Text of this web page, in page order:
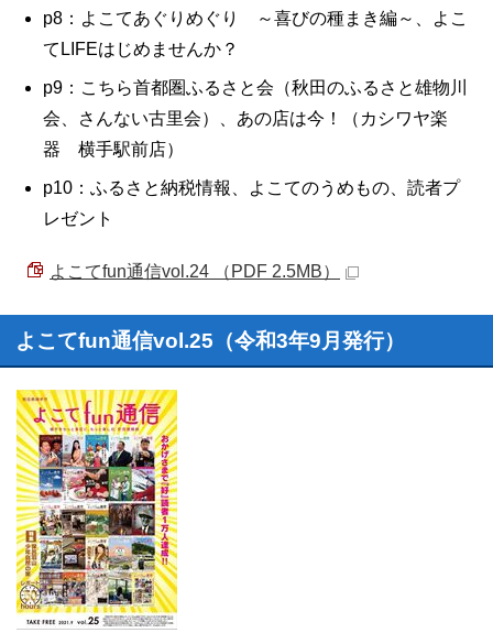
p8：よこてあぐりめぐり ～喜びの種まき編～、よこ
てLIFEはじめませんか？
p9：こちら首都圏ふるさと会（秋田のふるさと雄物川
会、さんない古里会）、あの店は今！（カシワヤ楽
器 横手駅前店）
p10：ふるさと納税情報、よこてのうめもの、読者プ
レゼント
よこてfun通信vol.24 （PDF 2.5MB）
よこてfun通信vol.25（令和3年9月発行）